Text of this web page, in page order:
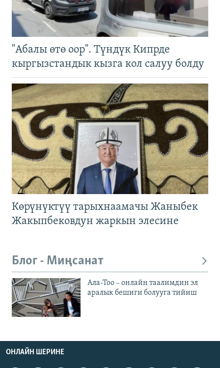
"Абалы өтө оор". Түндүк Кипрде
кыргызстандык кызга кол салуу болду
Көрүнүктүү тарыхнаамачы Жаныбек
Жакыпбековдун жаркын элесине
Блог - Миңсанат
Ала-Тоо – онлайн таалимдин эл
аралык бешиги болууга тийиш
ОНЛАЙН ШЕРИНЕ